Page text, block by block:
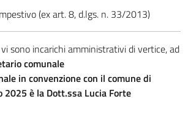
(ex art. 8, d.lgs. n. 33/2013)
sono incarichi amministrativi di vertice, ad
comunale
in convenzione con il comune di
2025 è la Dott.ssa Lucia Forte